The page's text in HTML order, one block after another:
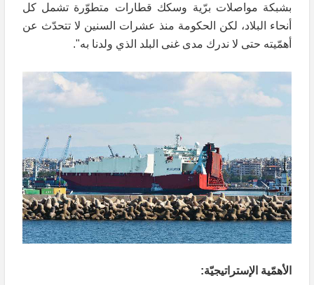
بشبكة مواصلات برّية وسكك قطارات متطوّرة تشمل كل
أنحاء البلاد، لكن الحكومة منذ عشرات السنين لا تتحدّث عن
أهمّيته حتى لا ندرك مدى غنى البلد الذي ولدنا به".
الأهمّية الإستراتيجيّة: